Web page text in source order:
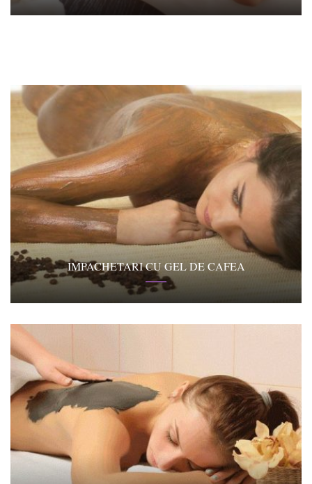
IMPACHETARI CU GEL DE CAFEA